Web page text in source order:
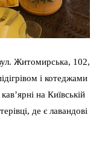
Житомирська, 102,
і котеджами
на Київській
де є лавандові